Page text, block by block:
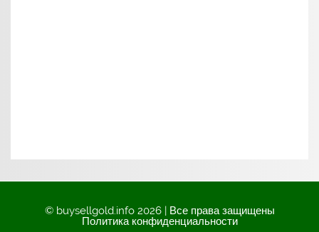
© buysellgold.info 2026 | Все права защищены
Политика конфиденциальности